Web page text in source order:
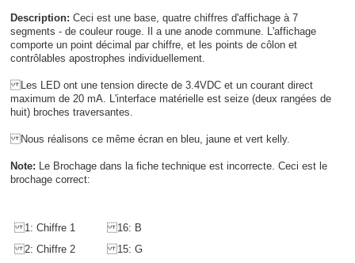
Description: Ceci est une base, quatre chiffres d'affichage à 7
segments - de couleur rouge. Il a une anode commune. L'affichage
comporte un point décimal par chiffre, et les points de côlon et
contrôlables apostrophes individuellement.
Les LED ont une tension directe de 3.4VDC et un courant direct
maximum de 20 mA. L'interface matérielle est seize (deux rangées de
huit) broches traversantes.
Nous réalisons ce même écran en bleu, jaune et vert kelly.
Note:
Le Brochage dans la fiche technique est incorrecte. Ceci est le
brochage correct:
1: Chiffre 1
16: B
2: Chiffre 2
15: G